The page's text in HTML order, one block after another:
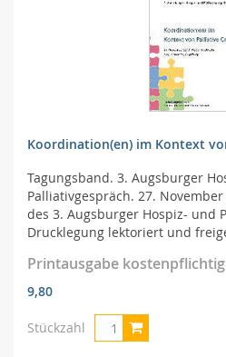
Koordination(en) im Kontext
Tagungsband. 3. Augsburger
Palliativgespräch. 27.
des 3. Augsburger Hospiz- und
Drucklegung lektoriert und
Printausgabe
9,80
Stückzahl